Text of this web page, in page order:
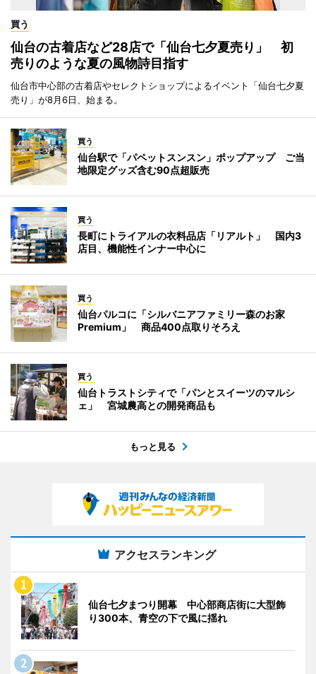
買う
仙台の古着店など28店で「仙台七夕夏売り」 初
売りのような夏の風物詩目指す
仙台市中心部の古着店やセレクトショップによるイベント「仙台七夕夏
売り」が8月6日、始まる。
買う
仙台駅で「パペットスンスン」ポップアップ ご当
地限定グッズ含む90点超販売
買う
長町にトライアルの衣料品店「リアルト」 国内3
店目、機能性インナー中心に
買う
仙台パルコに「シルバニアファミリー森のお家
Premium」 商品400点取りそろえ
買う
仙台トラストシティで「パンとスイーツのマルシ
ェ」 宮城農高との開発商品も
もっと見る
アクセスランキング
仙台七夕まつり開幕 中心部商店街に大型飾
り300本、青空の下で風に揺れ